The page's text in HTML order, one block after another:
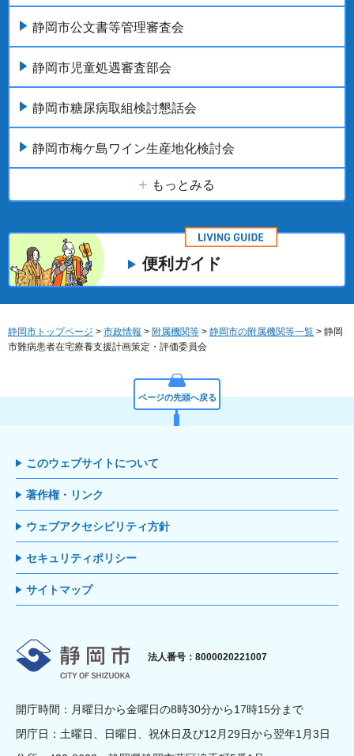
静岡市公文書等管理審査会
静岡市児童処遇審査部会
静岡市糖尿病取組検討懇話会
静岡市梅ケ島ワイン生産地化検討会
もっとみる
便利ガイド
静岡市トップページ > 市政情報 > 附属機関等 > 静岡市の附属機関等一覧 > 静岡
市難病患者在宅療養支援計画策定・評価委員会
ページの先頭へ戻る
このウェブサイトについて
著作権・リンク
ウェブアクセシビリティ方針
セキュリティポリシー
サイトマップ
静岡市
法人番号：8000020221007
開庁時間：月曜日から金曜日の8時30分から17時15分まで
閉庁日：土曜日、日曜日、祝休日及び12月29日から翌年1月3日